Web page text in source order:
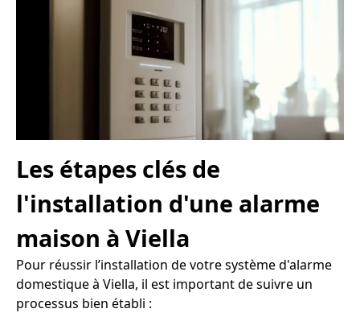
Les étapes clés de
l'installation d'une alarme
maison à Viella
Pour réussir l’installation de votre système d'alarme
domestique à Viella, il est important de suivre un
processus bien établi :